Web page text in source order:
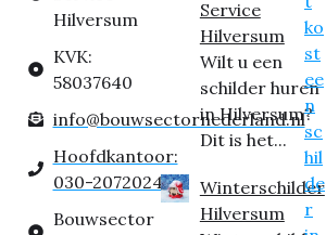
Hilversum
KVK:
58037640
info@bouwsectornederland.nl
Hoofdkantoor:
030-2072024
Bouwsector
Service
Hilversum
Wilt u een
schilder huren
in Hilversum?
Dit is het...
Winterschilder
Hilversum